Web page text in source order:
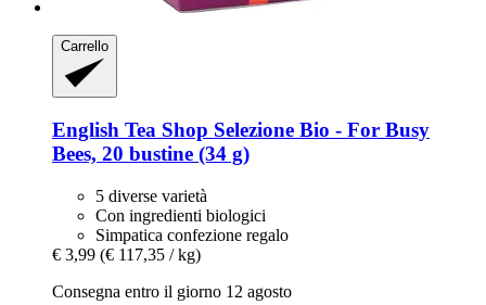
Carrello
English Tea Shop Selezione Bio -​ For Busy
Bees, 20 bustine (34 g)
5 diverse varietà
Con ingredienti biologici
Simpatica confezione regalo
€ 3,99 (€ 117,35 / kg)
Consegna entro il giorno 12 agosto